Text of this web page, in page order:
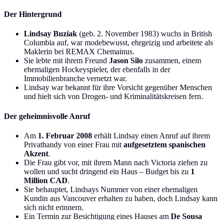
Der Hintergrund
Lindsay Buziak (geb. 2. November 1983) wuchs in British
Columbia auf, war modebewusst, ehrgeizig und arbeitete als
Maklerin bei REMAX Chemainus.
Sie lebte mit ihrem Freund Jason Silo zusammen, einem
ehemaligen Hockeyspieler, der ebenfalls in der
Immobilienbranche vernetzt war.
Lindsay war bekannt für ihre Vorsicht gegenüber Menschen
und hielt sich von Drogen- und Kriminalitätskreisen fern.
Der geheimnisvolle Anruf
Am 1. Februar 2008 erhält Lindsay einen Anruf auf ihrem
Privathandy von einer Frau mit aufgesetztem spanischen
Akzent.
Die Frau gibt vor, mit ihrem Mann nach Victoria ziehen zu
wollen und sucht dringend ein Haus – Budget bis zu 1
Million CAD.
Sie behauptet, Lindsays Nummer von einer ehemaligen
Kundin aus Vancouver erhalten zu haben, doch Lindsay kann
sich nicht erinnern.
Ein Termin zur Besichtigung eines Hauses am De Sousa